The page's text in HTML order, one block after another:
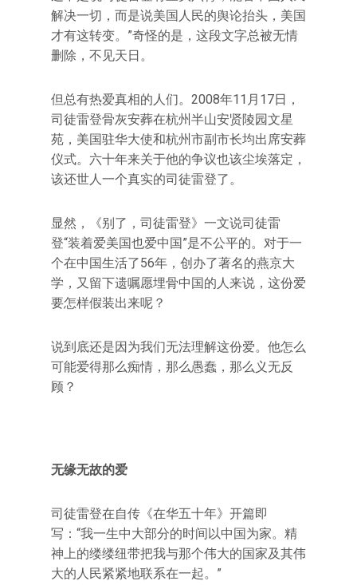
解决一切，而是说美国人民的舆论抬头，美国
才有这转变。”奇怪的是，这段文字总被无情
删除，不见天日。
但总有热爱真相的人们。2008年11月17日，
司徒雷登骨灰安葬在杭州半山安贤陵园文星
苑，美国驻华大使和杭州市副市长均出席安葬
仪式。六十年来关于他的争议也该尘埃落定，
该还世人一个真实的司徒雷登了。
显然，《别了，司徒雷登》一文说司徒雷
登“装着爱美国也爱中国”是不公平的。对于一
个在中国生活了56年，创办了著名的燕京大
学，又留下遗嘱愿埋骨中国的人来说，这份爱
要怎样假装出来呢？
说到底还是因为我们无法理解这份爱。他怎么
可能爱得那么痴情，那么愚蠢，那么义无反
顾？
无缘无故的爱
司徒雷登在自传《在华五十年》开篇即
写：“我一生中大部分的时间以中国为家。精
神上的缕缕纽带把我与那个伟大的国家及其伟
大的人民紧紧地联系在一起。”